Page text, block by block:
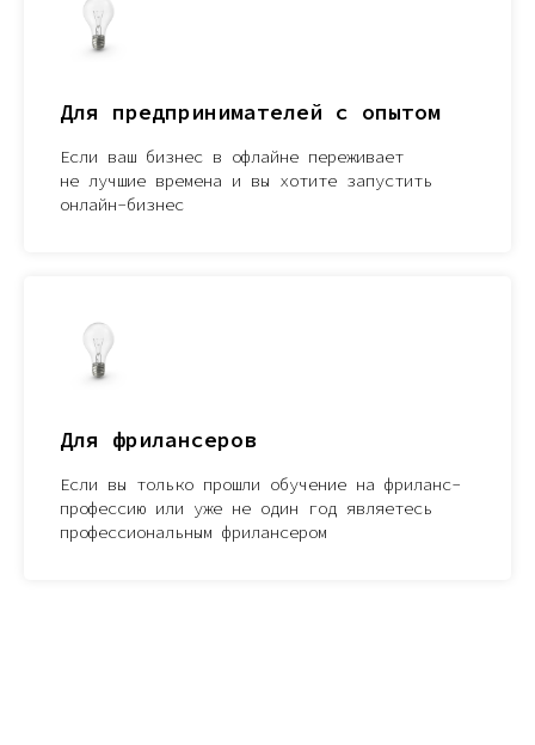
Для предпринимателей с опытом
Если ваш бизнес в офлайне переживает
не лучшие времена и вы хотите запустить
онлайн-бизнес
Для фрилансеров
Если вы только прошли обучение на фриланс-
профессию или уже не один год являетесь
профессиональным фрилансером